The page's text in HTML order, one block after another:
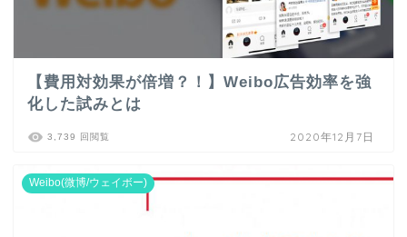
【費用対効果が倍増？！】Weibo広告効率を強
化した試みとは
3,739 回閲覧 2020年12月7日
Weibo(微博/ウェイボー)